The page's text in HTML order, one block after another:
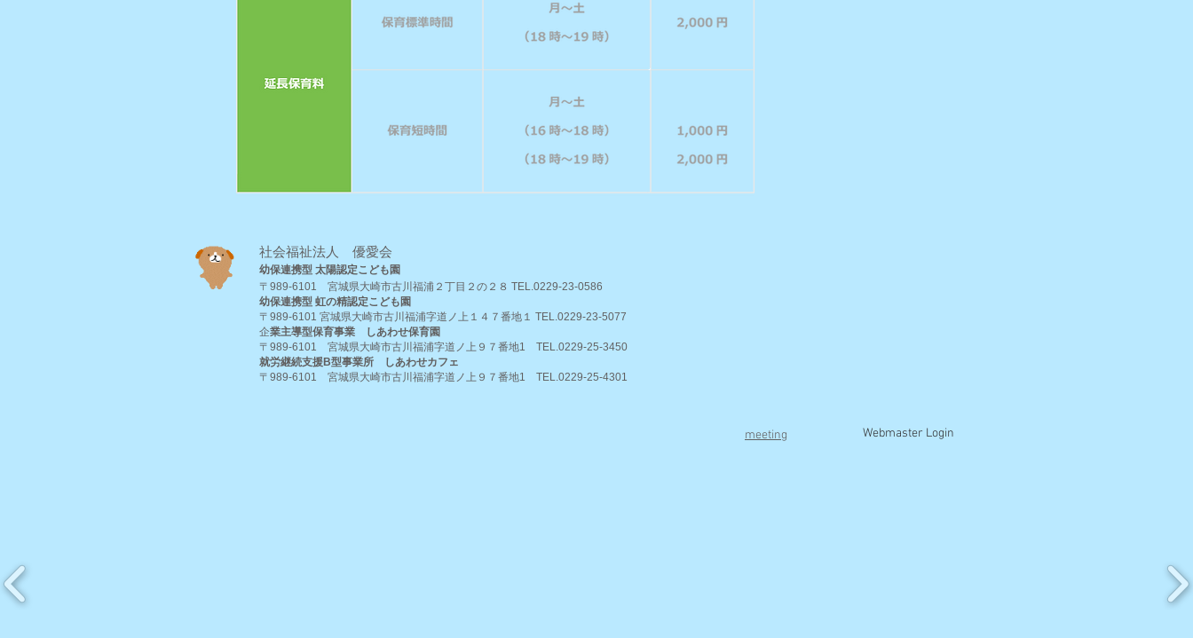
社会福祉法人 優愛会
幼保連携型 太陽認定こども園
〒989-6101 宮城県大崎市古川福浦２丁目２の２８ TEL.0229-23-0586
幼保連携型 虹の精認定こども園
〒989-6101 宮城県大崎市古川福浦字道ノ上１４７番地１ TEL.0229-23-5077
​企業主導型保育事業 しあわせ保育園
〒989-6101 宮城県大崎市古川福浦字道ノ上９７番地1 TEL.0229-25-3450
就労継続支援B型事業所 しあわせカフェ
〒989-6101 宮城県大崎市古川福浦字道ノ上９７番地1 TEL.0229-25-4301
meeting Webmaster Login